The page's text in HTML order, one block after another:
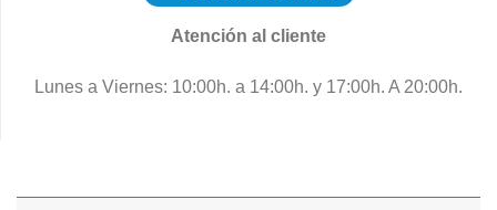
Atención al cliente
Lunes a Viernes: 10:00h. a 14:00h. y 17:00h. A 20:00h.